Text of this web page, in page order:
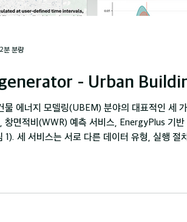
물 에너지 모델링(UBEM) 분야의 대표적인 세
창면적비(WWR) 예측 서비스, EnergyPlus 기
1). 세 서비스는 서로 다른 데이터 유형, 실행 절
2분 분량